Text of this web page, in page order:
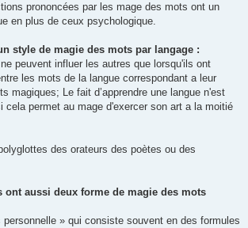
prononcées par les mage des mots ont un
en plus de ceux psychologique.
style de magie des mots par langage :
peuvent influer les autres que lorsqu'ils ont
les mots de la langue correspondant a leur
magiques; Le fait d’apprendre une langue n'est
cela permet au mage d'exercer son art a la moitié
des orateurs des poètes ou des
ont aussi deux forme de magie des mots
» qui consiste souvent en des formules